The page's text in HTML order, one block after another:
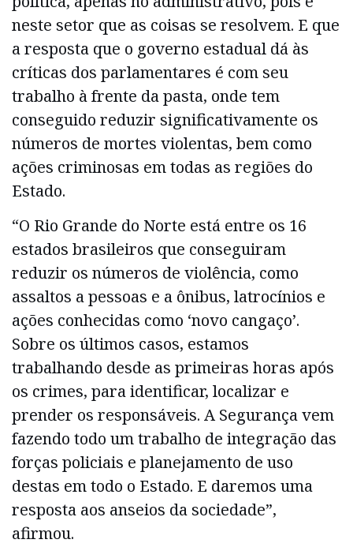
neste setor que as coisas se resolvem. E que
a resposta que o governo estadual dá às
críticas dos parlamentares é com seu
trabalho à frente da pasta, onde tem
conseguido reduzir significativamente os
números de mortes violentas, bem como
ações criminosas em todas as regiões do
Estado.
“O Rio Grande do Norte está entre os 16
estados brasileiros que conseguiram
reduzir os números de violência, como
assaltos a pessoas e a ônibus, latrocínios e
ações conhecidas como ‘novo cangaço’.
Sobre os últimos casos, estamos
trabalhando desde as primeiras horas após
os crimes, para identificar, localizar e
prender os responsáveis. A Segurança vem
fazendo todo um trabalho de integração das
forças policiais e planejamento de uso
destas em todo o Estado. E daremos uma
resposta aos anseios da sociedade”,
afirmou.